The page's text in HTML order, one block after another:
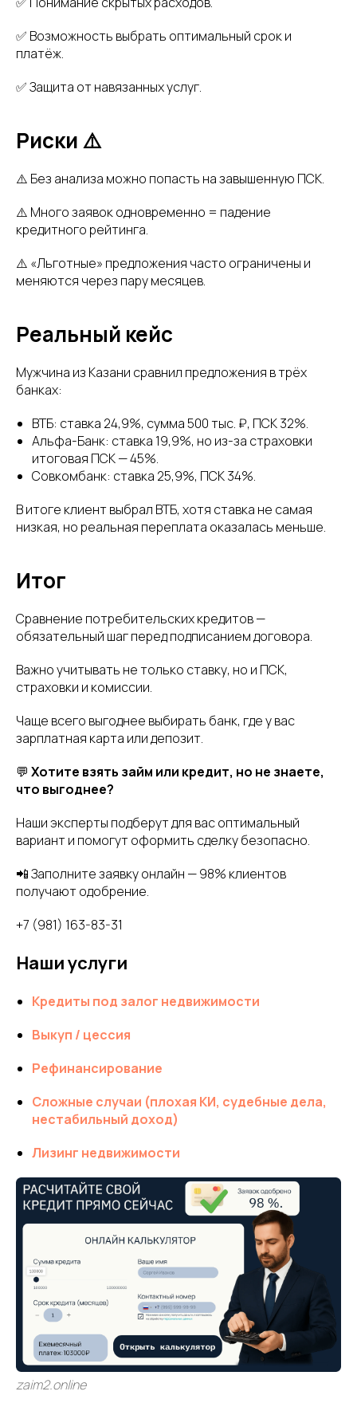
✅ Возможность выбрать оптимальный срок и
платёж.
✅ Защита от навязанных услуг.
Риски ⚠️
⚠️ Без анализа можно попасть на завышенную ПСК.
⚠️ Много заявок одновременно = падение
кредитного рейтинга.
⚠️ «Льготные» предложения часто ограничены и
меняются через пару месяцев.
Реальный кейс
Мужчина из Казани сравнил предложения в трёх
банках:
ВТБ: ставка 24,9%, сумма 500 тыс. ₽, ПСК 32%.
Альфа-Банк: ставка 19,9%, но из-за страховки
итоговая ПСК — 45%.
Совкомбанк: ставка 25,9%, ПСК 34%.
В итоге клиент выбрал ВТБ, хотя ставка не самая
низкая, но реальная переплата оказалась меньше.
Итог
Сравнение потребительских кредитов —
обязательный шаг перед подписанием договора.
Важно учитывать не только ставку, но и ПСК,
страховки и комиссии.
Чаще всего выгоднее выбирать банк, где у вас
зарплатная карта или депозит.
💬 Хотите взять займ или кредит, но не знаете,
что выгоднее?
Наши эксперты подберут для вас оптимальный
вариант и помогут оформить сделку безопасно.
📲 Заполните заявку онлайн — 98% клиентов
получают одобрение.
+7 (981) 163-83-31
Наши услуги
Кредиты под залог недвижимости
Выкуп / цессия
Рефинансирование
Сложные случаи (плохая КИ, судебные дела,
нестабильный доход)
Лизинг недвижимости
zaim2.online